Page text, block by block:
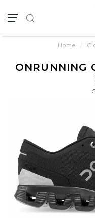
Home /
ONRUNNING